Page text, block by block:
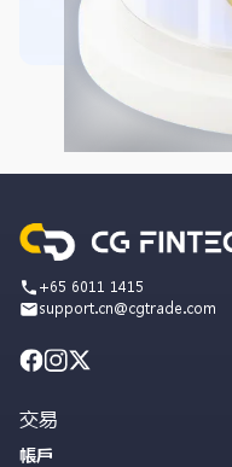
+65 6011 1415
support.cn@cgtrade.com
交易
帳戶